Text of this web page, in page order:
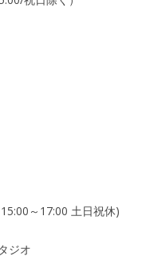
～17:00 土日祝休)
ジオ